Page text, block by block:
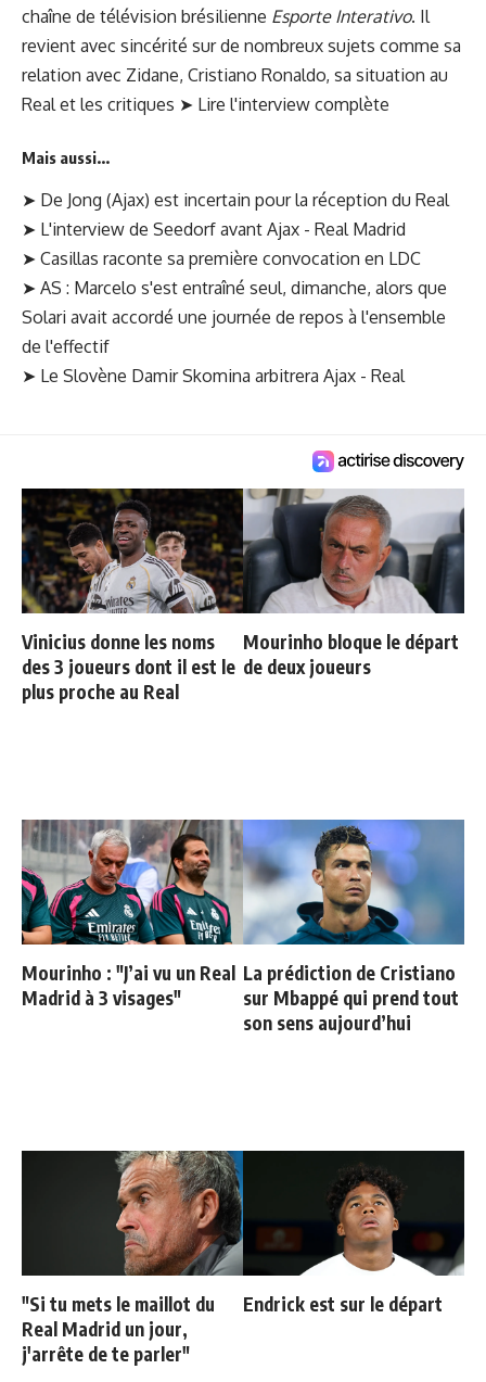
chaîne de télévision brésilienne Esporte Interativo. Il
revient avec sincérité sur de nombreux sujets comme sa
relation avec Zidane, Cristiano Ronaldo, sa situation au
Real et les critiques ➤ Lire l'interview complète
Mais aussi...
➤ De Jong (Ajax) est incertain pour la réception du Real
➤ L'interview de Seedorf avant Ajax - Real Madrid
➤ Casillas raconte sa première convocation en LDC
➤ AS : Marcelo s'est entraîné seul, dimanche, alors que
Solari avait accordé une journée de repos à l'ensemble
de l'effectif
➤ Le Slovène Damir Skomina arbitrera Ajax - Real
Vinicius donne les noms
des 3 joueurs dont il est le
plus proche au Real
Mourinho bloque le départ
de deux joueurs
Mourinho : "J’ai vu un Real
Madrid à 3 visages"
La prédiction de Cristiano
sur Mbappé qui prend tout
son sens aujourd’hui
"Si tu mets le maillot du
Real Madrid un jour,
j'arrête de te parler"
Endrick est sur le départ